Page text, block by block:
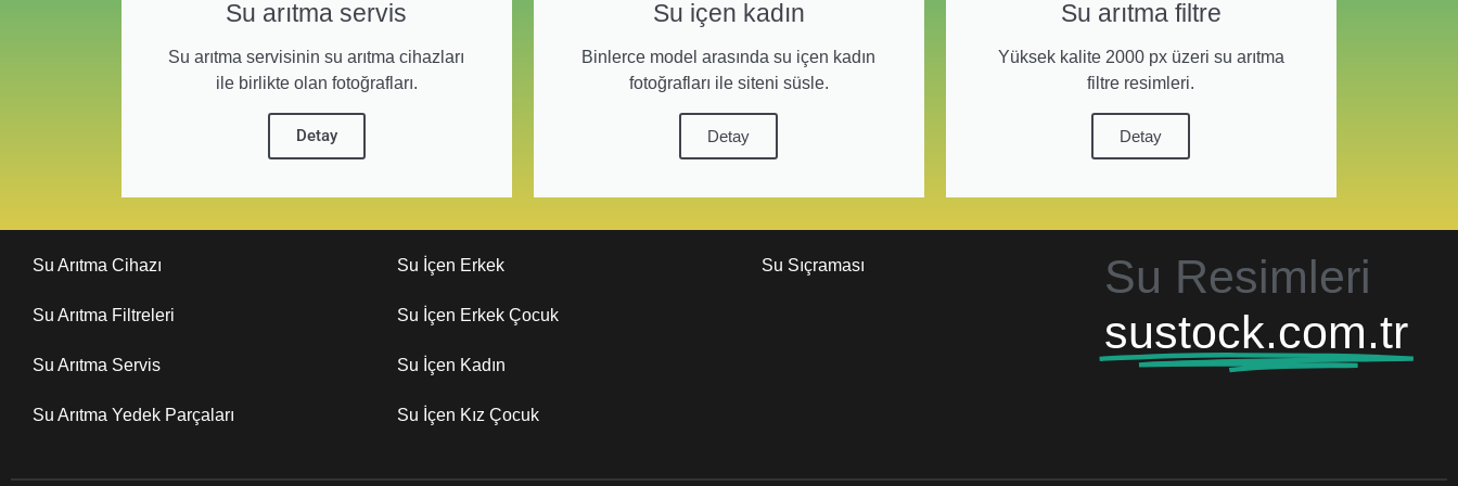
Su arıtma servis
Su arıtma servisinin su arıtma cihazları
ile birlikte olan fotoğrafları.
Detay
Su içen kadın
Binlerce model arasında su içen kadın
fotoğrafları ile siteni süsle.
Detay
Su arıtma filtre
Yüksek kalite 2000 px üzeri su arıtma
filtre resimleri.
Detay
Su Arıtma Cihazı
Su Arıtma Filtreleri
Su Arıtma Servis
Su Arıtma Yedek Parçaları
Su İçen Erkek
Su İçen Erkek Çocuk
Su İçen Kadın
Su İçen Kız Çocuk
Su Sıçraması
Su Resimleri
sustock.com.tr